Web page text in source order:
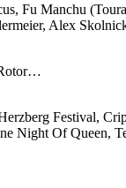
Fu Manchu
Alex
Festival,
Night Of Queen,